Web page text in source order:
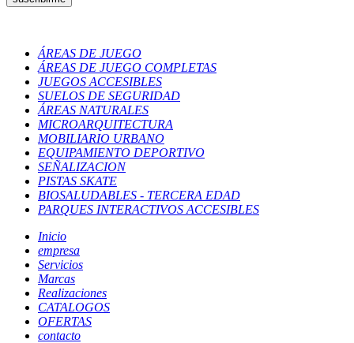
ÁREAS DE JUEGO
ÁREAS DE JUEGO COMPLETAS
JUEGOS ACCESIBLES
SUELOS DE SEGURIDAD
ÁREAS NATURALES
MICROARQUITECTURA
MOBILIARIO URBANO
EQUIPAMIENTO DEPORTIVO
SEÑALIZACION
PISTAS SKATE
BIOSALUDABLES - TERCERA EDAD
PARQUES INTERACTIVOS ACCESIBLES
Inicio
empresa
Servicios
Marcas
Realizaciones
CATALOGOS
OFERTAS
contacto